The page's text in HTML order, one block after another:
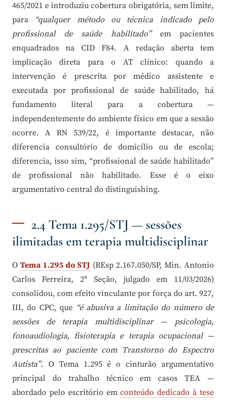
465/2021 e introduziu cobertura obrigatória, sem limite,
para “qualquer método ou técnica indicado pelo
profissional de saúde habilitado”em pacientes
enquadrados na CID F84. A redação aberta tem
implicação direta para o AT clínico: quando a
intervenção é prescrita por médico assistente e
executada por profissional de saúde habilitado, há
fundamento literal para a cobertura —
independentemente do ambiente físico em que a sessão
ocorre. A RN 539/22, é importante destacar, não
diferencia consultório de domicílio ou de escola;
diferencia, isso sim, “profissional de saúde habilitado”
de profissional não habilitado. Esse é o eixo
argumentativo central do distinguishing.
2.4 Tema 1.295/STJ — sessões
ilimitadas em terapia multidisciplinar
OTema 1.295 do STJ (REsp 2.167.050/SP, Min. Antonio
Carlos Ferreira, 2ª Seção, julgado em 11/03/2026)
consolidou, com efeito vinculante por força do art. 927,
III, do CPC, que “é abusiva a limitação do número de
sessões de terapia multidisciplinar — psicologia,
fonoaudiologia, fisioterapia e terapia ocupacional —
prescritas ao paciente com Transtorno do Espectro
Autista”. O Tema 1.295 é o cinturão argumentativo
principal do trabalho técnico em casos TEA —
abordado pelo escritório emconteúdo dedicado à tese